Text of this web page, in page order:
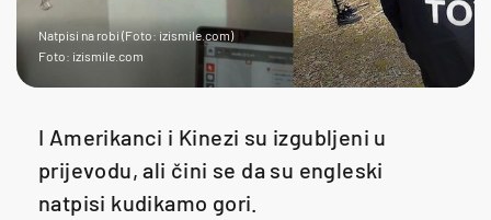
Natpisi na robi (Foto: izismile.com)
Foto: izismile.com
I Amerikanci i Kinezi su izgubljeni u
prijevodu, ali čini se da su engleski
natpisi kudikamo gori.